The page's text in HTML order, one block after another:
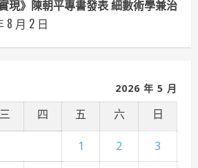
現》陳朝平專書發表 細數術學兼治
8 月 2 日
2026 年 5 月
三 四 五 六 日
1 2
3